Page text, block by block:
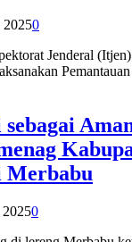
20250
Jenderal
Merbabu
20250